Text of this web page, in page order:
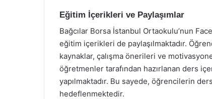
Eğitim İçerikleri ve Paylaşımlar
Bağcılar Borsa İstanbul Ortaokulu’nun
eğitim içerikleri de paylaşılmaktadır.
kaynaklar, çalışma önerileri ve
öğretmenler tarafından hazırlanan ders
yapılmaktadır. Bu sayede, öğrencilerin
hedeflenmektedir.